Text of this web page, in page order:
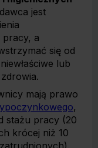
jest
a
się od
lub
mają prawo
,
stażu pracy (20
krócej niż 10